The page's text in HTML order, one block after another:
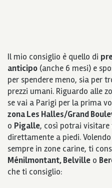
Il mio consiglio è quello di
anticipo (anche 6 mesi) e
per spendere meno, sia per
prezzi umani. Riguardo alle
se vai a Parigi per la prima
zona Les Halles/Grand
o Pigalle, così potrai
direttamente a piedi.
sempre in zone carine, ti
Ménilmontant, Belville o
che ti consiglio: